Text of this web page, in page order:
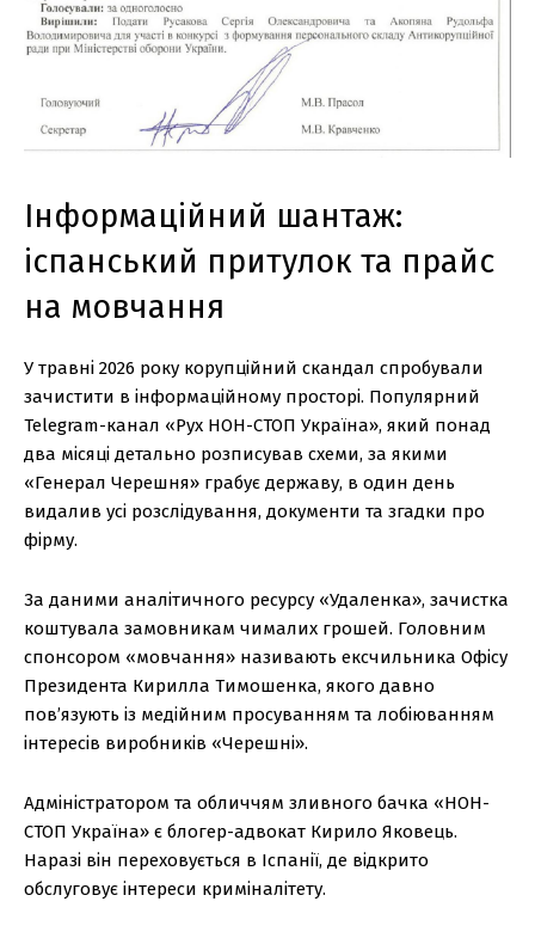
Інформаційний шантаж:
іспанський притулок та прайс
на мовчання
У травні 2026 року корупційний скандал спробували
зачистити в інформаційному просторі. Популярний
Telegram-канал «Рух НОН-СТОП Україна», який понад
два місяці детально розписував схеми, за якими
«Генерал Черешня» грабує державу, в один день
видалив усі розслідування, документи та згадки про
фірму.
За даними аналітичного ресурсу «Удаленка», зачистка
коштувала замовникам чималих грошей. Головним
спонсором «мовчання» називають ексчильника Офісу
Президента Кирилла Тимошенка, якого давно
пов’язують із медійним просуванням та лобіюванням
інтересів виробників «Черешні».
Адміністратором та обличчям зливного бачка «НОН-
СТОП Україна» є блогер-адвокат Кирило Яковець.
Наразі він переховується в Іспанії, де відкрито
обслуговує інтереси криміналітету.